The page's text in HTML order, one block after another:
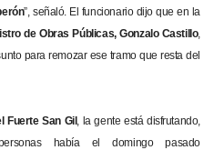
”, señaló. El funcionario dijo que en la
de Obras Públicas, Gonzalo Castillo,
para remozar ese tramo que resta del
Fuerte San Gil, la gente está disfrutando,
había el domingo pasado